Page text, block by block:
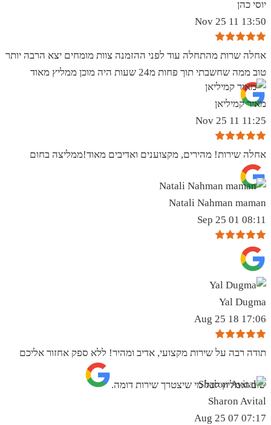
יוסי כהן
13:50 11 Nov 25
אחלה שרות מהתחלה עוד לפני ההזמנה צוות מומחים יצא הרבה יותר
טוב ממה שחשבתי תוך פחות מ24 שעות היה מוכן ממליץ מאוד
מאיר קמיליאן
11:25 11 Nov 25
אחלה שירות! מהירים, מקצוענים ואדיבים מאוד!ממליצה בחום
Natali Nahman maman
08:11 01 Sep 25
Yal Dugma
17:06 18 Aug 25
תודה רבה על שירות מקצועי, אדיב ומהיר! ללא ספק אחזור אליכם
שוב ואמליץ לכל מי שיצטרך שירות דומה.
Sharon Avital
07:17 07 Aug 25